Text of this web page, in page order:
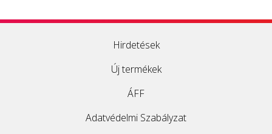
SZOLGÁLTATÁSOK
Hirdetések
Új termékek
ÁFF
Adatvédelmi Szabályzat